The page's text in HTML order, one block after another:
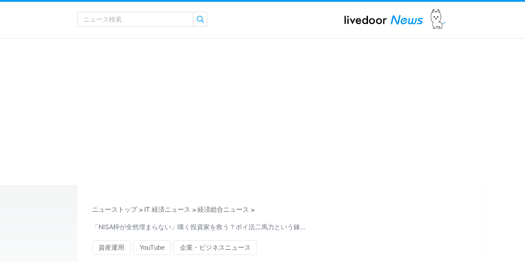
ニューストップ > IT 経済ニュース > 経済総合ニュース >
「NISA枠が全然埋まらない」嘆く投資家を救う？ポイ活二馬力という錬…
資産運用 YouTube 企業・ビジネスニュース